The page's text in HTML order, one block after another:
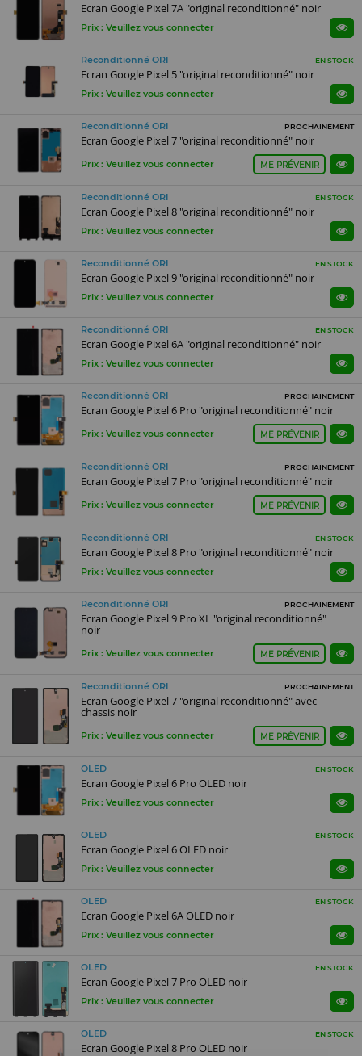
Ecran Google Pixel 7A "original reconditionné" noir
Prix : Veuillez vous connecter
Reconditionné ORI EN STOCK
Ecran Google Pixel 5 "original reconditionné" noir
Prix : Veuillez vous connecter
Reconditionné ORI PROCHAINEMENT
Ecran Google Pixel 7 "original reconditionné" noir
Prix : Veuillez vous connecter ME PRÉVENIR
Reconditionné ORI EN STOCK
Ecran Google Pixel 8 "original reconditionné" noir
Prix : Veuillez vous connecter
Reconditionné ORI EN STOCK
Ecran Google Pixel 9 "original reconditionné" noir
Prix : Veuillez vous connecter
Reconditionné ORI EN STOCK
Ecran Google Pixel 6A "original reconditionné" noir
Prix : Veuillez vous connecter
Reconditionné ORI PROCHAINEMENT
Ecran Google Pixel 6 Pro "original reconditionné" noir
Prix : Veuillez vous connecter ME PRÉVENIR
Reconditionné ORI PROCHAINEMENT
Ecran Google Pixel 7 Pro "original reconditionné" noir
Prix : Veuillez vous connecter ME PRÉVENIR
Reconditionné ORI EN STOCK
Ecran Google Pixel 8 Pro "original reconditionné" noir
Prix : Veuillez vous connecter
Reconditionné ORI PROCHAINEMENT
Ecran Google Pixel 9 Pro XL "original reconditionné"
noir
Prix : Veuillez vous connecter ME PRÉVENIR
Reconditionné ORI PROCHAINEMENT
Ecran Google Pixel 7 "original reconditionné" avec
chassis noir
Prix : Veuillez vous connecter ME PRÉVENIR
OLED EN STOCK
Ecran Google Pixel 6 Pro OLED noir
Prix : Veuillez vous connecter
OLED EN STOCK
Ecran Google Pixel 6 OLED noir
Prix : Veuillez vous connecter
OLED EN STOCK
Ecran Google Pixel 6A OLED noir
Prix : Veuillez vous connecter
OLED EN STOCK
Ecran Google Pixel 7 Pro OLED noir
Prix : Veuillez vous connecter
OLED EN STOCK
Ecran Google Pixel 8 Pro OLED noir